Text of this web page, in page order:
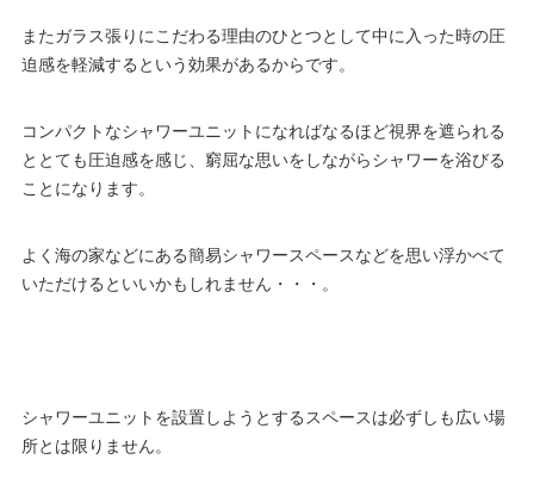
またガラス張りにこだわる理由のひとつとして中に入った時の圧
迫感を軽減するという効果があるからです。
コンパクトなシャワーユニットになればなるほど視界を遮られる
ととても圧迫感を感じ、窮屈な思いをしながらシャワーを浴びる
ことになります。
よく海の家などにある簡易シャワースペースなどを思い浮かべて
いただけるといいかもしれません・・・。
シャワーユニットを設置しようとするスペースは必ずしも広い場
所とは限りません。